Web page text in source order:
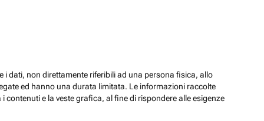
i dati, non direttamente riferibili ad una persona fisica, allo
ed hanno una durata limitata. Le informazioni raccolte
e la veste grafica, al fine di rispondere alle esigenze